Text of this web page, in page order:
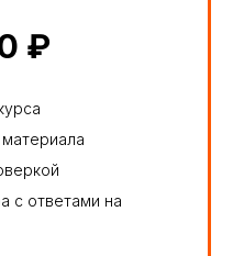
₽
с ответами на